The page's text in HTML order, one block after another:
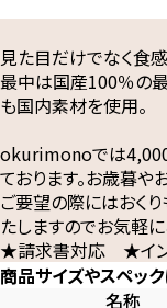
見た目だけでなく食
最中は国産100％の
も国内素材を使用。
okurimonoでは4,000
ております。お歳暮
ご要望の際にはおく
たしますのでお気軽に
★請求書対応 ★イ
商品サイズやスペッ
名称